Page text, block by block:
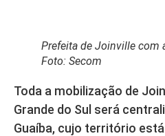
Prefeita de Joinville com
Foto: Secom
Toda a mobilização de
Grande do Sul será
Guaíba, cujo território